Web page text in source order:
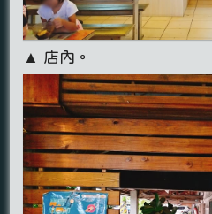
▲ 店內。